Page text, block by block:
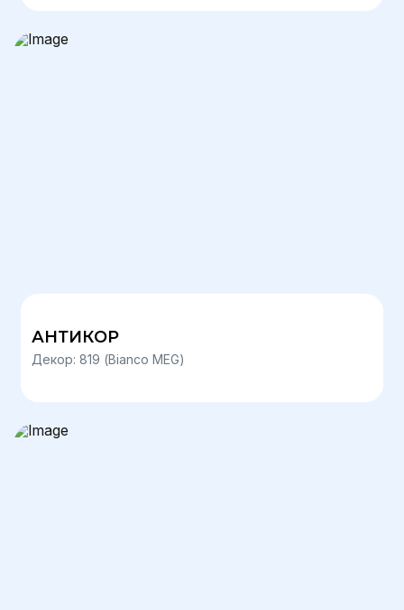
АНТИКОР
Декор: 819 (Bianco MEG)